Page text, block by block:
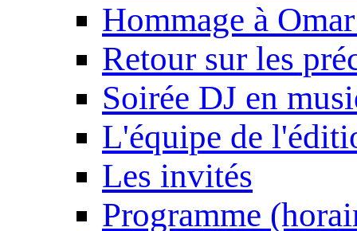
Hommage à
Retour sur les
Soirée DJ en
L'équipe de
Les invités
Programme